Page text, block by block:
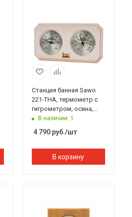
Станция банная Sawo
221-THA, термометр с
гигрометром, осина,
140*225 мм
В наличии: 1
4 790руб./шт
В корзину